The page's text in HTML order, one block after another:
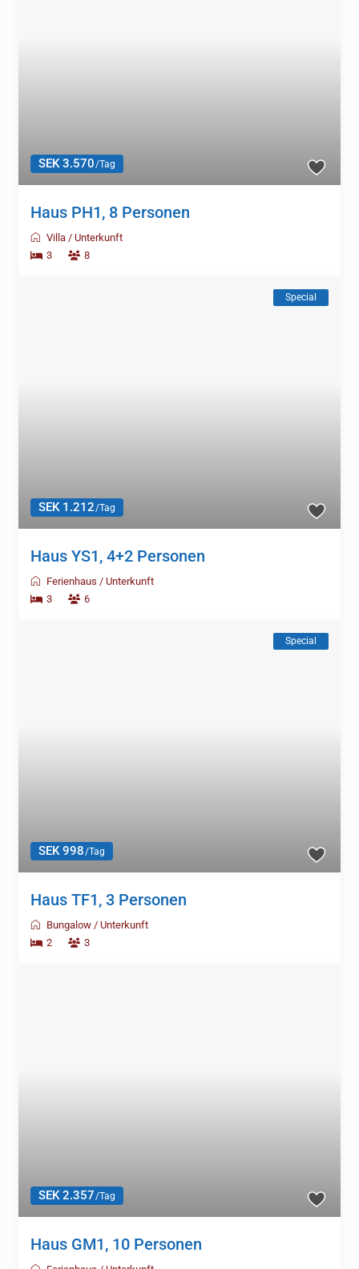
SEK 3.570/Tag
Haus PH1, 8 Personen
Villa /Unterkunft
3
8
SEK 1.212/Tag
Special
Haus YS1, 4+2 Personen
Ferienhaus /Unterkunft
3
6
SEK 998/Tag
Special
Haus TF1, 3 Personen
Bungalow /Unterkunft
2
3
SEK 2.357/Tag
Haus GM1, 10 Personen